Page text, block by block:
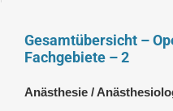
Gesamtübersicht –
Fachgebiete – 2
Anästhesie /